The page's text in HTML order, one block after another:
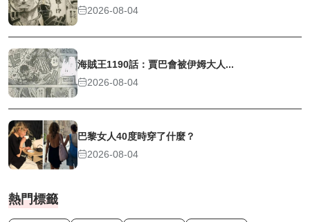
2026-08-04
海賊王1190話：賈巴會被伊姆大人...
2026-08-04
巴黎女人40度時穿了什麼？
2026-08-04
熱門標籤